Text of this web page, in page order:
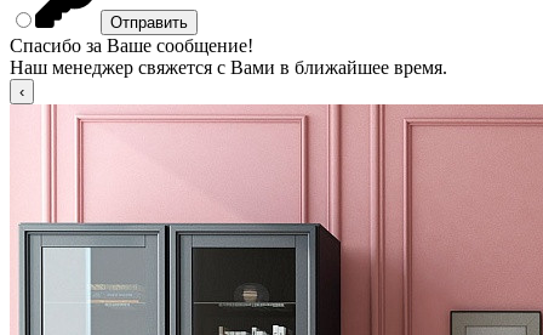
Спасибо за Ваше сообщение!
Наш менеджер свяжется с Вами в ближайшее время.